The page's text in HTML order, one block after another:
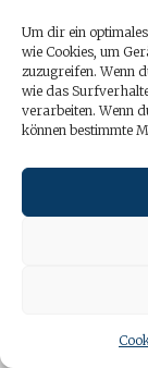
Um dir ein
wie Cookies, um
zuzugreifen. Wenn
wie das
verarbeiten. Wenn
können bestimmte
Dezember
Oktober
September
August
März 2020